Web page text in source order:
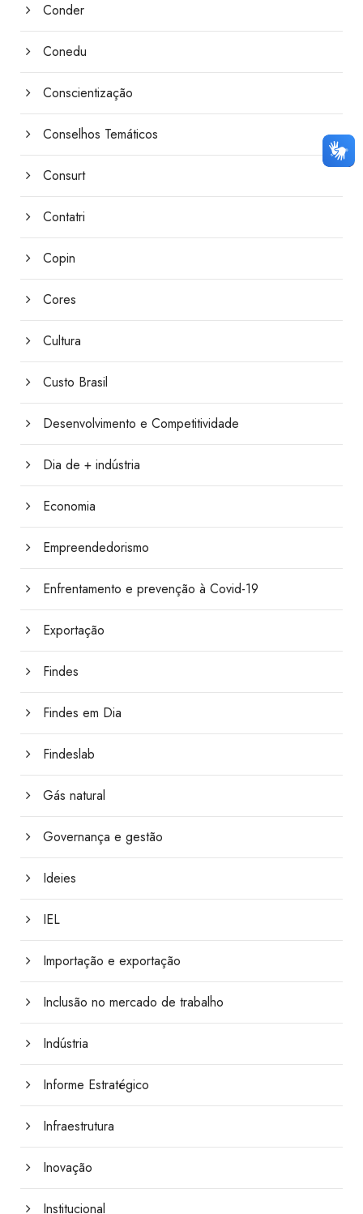
Conder
Conedu
Conscientização
Conselhos Temáticos
Consurt
Contatri
Copin
Cores
Cultura
Custo Brasil
Desenvolvimento e Competitividade
Dia de + indústria
Economia
Empreendedorismo
Enfrentamento e prevenção à Covid-19
Exportação
Findes
Findes em Dia
Findeslab
Gás natural
Governança e gestão
Ideies
IEL
Importação e exportação
Inclusão no mercado de trabalho
Indústria
Informe Estratégico
Infraestrutura
Inovação
Institucional